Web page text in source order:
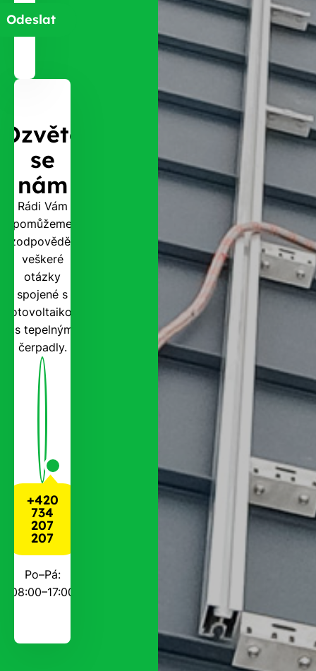
Ozvěte
se
nám
Rádi Vám
pomůžeme
zodpovědět
veškeré
otázky
spojené s
fotovoltaikou
i s tepelnými
čerpadly.
+420
734
207
207
Po–Pá:
08:00–17:00